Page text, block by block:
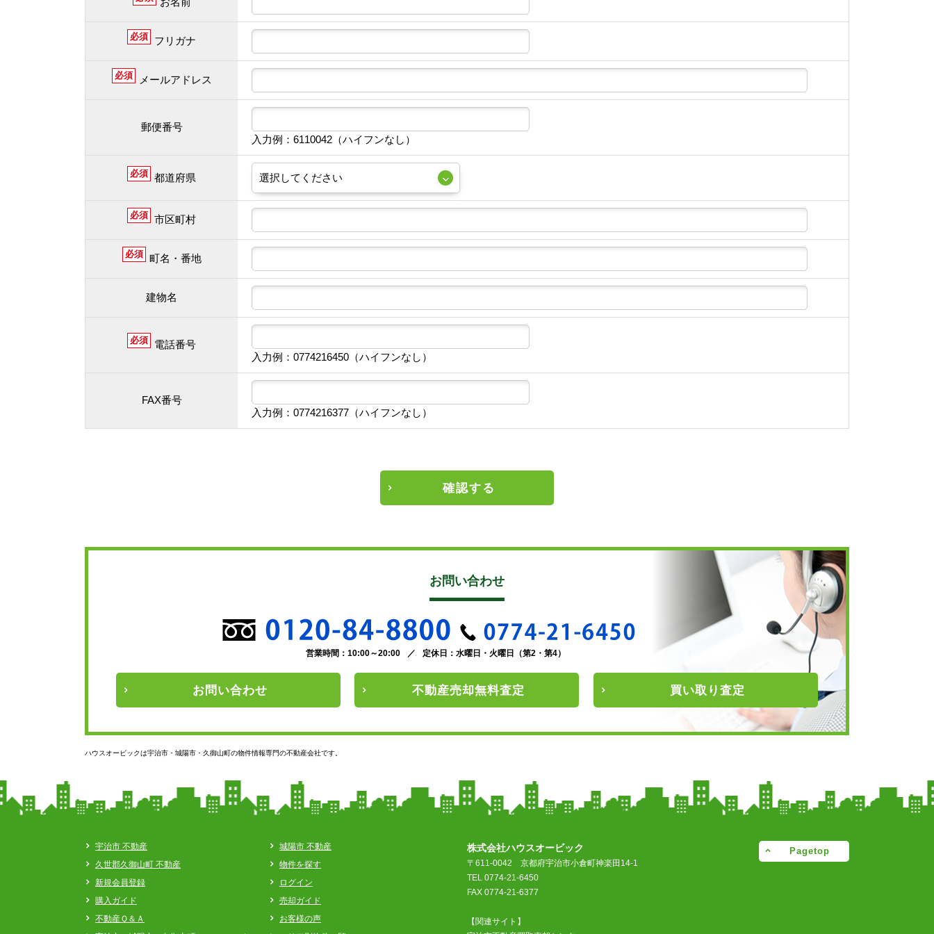
必須 フリガナ
必須 メールアドレス
郵便番号
入力例：6110042（ハイフンなし）
必須 都道府県
必須 市区町村
必須 町名・番地
建物名
必須
電話番号
入力例：0774216450（ハイフンなし）
FAX番号
入力例：0774216377（ハイフンなし）
確認する
お問い合わせ
営業時間：10:00～20:00 ／ 定休日：水曜日・火曜日（第2・第4）
お問い合わせ 不動産売却無料査定 買い取り 査定
ハウスオービックは宇治市・城陽市・久御山町の物件情報専門の不動産会社です。
Pagetop
宇治市 不動産
城陽市 不動産
久世郡久御山町 不動産
物件を探す
新規会員登録
ログイン
購入ガイド
売却ガイド
不動産Ｑ＆Ａ
お客様の声
株式会社ハウスオービック
〒611-0042 京都府宇治市小倉町神楽田14-1
TEL 0774-21-6450
FAX 0774-21-6377
【関連サイト】